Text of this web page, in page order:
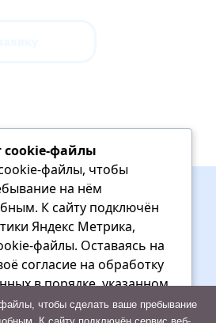
11
cookie-файлы
файлы, чтобы
на нём
К cайту подключён
Яндекс Метрика,
файлы. Оставаясь на
согласие на обработку
в порядке, указанном
персональных данных
чтобы сделать ваше пребывание